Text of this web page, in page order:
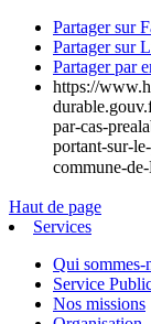
Partager sur
Partager sur
Partager par
https://
par-cas-
portant-sur-
commune-
Haut de page
Services
Qui sommes-
Service
Nos missions